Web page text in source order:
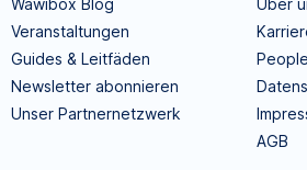
Wawibox Blog
Veranstaltungen
Guides & Leitfäden
Newsletter abonnieren
Unser Partnernetzwerk
Über
AGB